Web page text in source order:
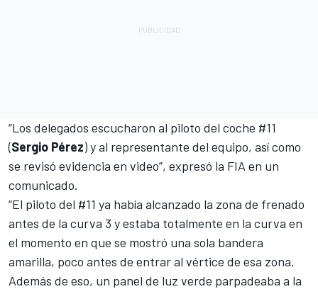
“Los delegados escucharon al piloto del coche #11
(Sergio Pérez) y al representante del equipo, así como
se revisó evidencia en video”, expresó la FIA en un
comunicado.
“El piloto del #11 ya había alcanzado la zona de frenado
antes de la curva 3 y estaba totalmente en la curva en
el momento en que se mostró una sola bandera
amarilla, poco antes de entrar al vértice de esa zona.
Además de eso, un panel de luz verde parpadeaba a la